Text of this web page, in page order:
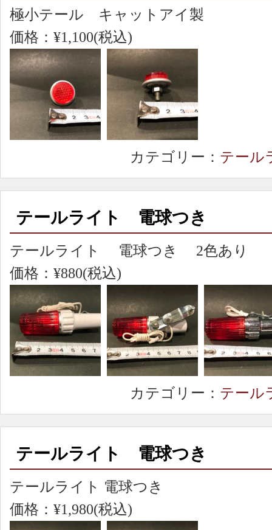
極小テール キャットアイ製
価格：¥1,100(税込)
カテゴリー： テール
テールライト 電球つき
テールライト 電球つき 2色あり
価格：¥880(税込)
カテゴリー： テール
テールライト 電球つき
テールライト 電球つき
価格：¥1,980(税込)